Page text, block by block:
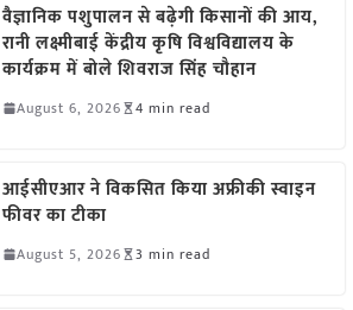
वैज्ञानिक पशुपालन से बढ़ेगी किसानों की आय,
रानी लक्ष्मीबाई केंद्रीय कृषि विश्वविद्यालय के
कार्यक्रम में बोले शिवराज सिंह चौहान
August 6, 2026 4 min read
आईसीएआर ने विकसित किया अफ्रीकी स्वाइन
फीवर का टीका
August 5, 2026 3 min read